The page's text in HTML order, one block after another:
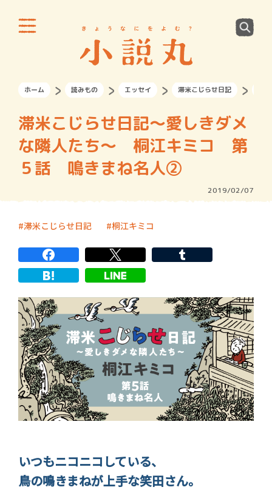
ホーム 読みもの エッセイ 滞米こじらせ日記
滞米こじらせ日記～愛しきダメ
な隣人たち～ 桐江キミコ 第
５話 鳴きまね名人②
2019/02/07
滞米こじらせ日記 桐江キミコ
いつもニコニコしている、
鳥の鳴きまねが上手な笑田さん。